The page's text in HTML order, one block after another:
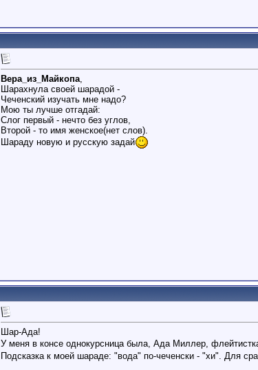
Вера_из_Майкопа,
Шарахнула своей шарадой -
Чеченский изучать мне надо?
Мою ты лучше отгадай:
Слог первый - нечто без углов,
Второй - то имя женское(нет слов).
Шараду новую и русскую задай
Шар-Ада!
У меня в консе однокурсница была, Ада Миллер,
Подсказка к моей шараде: "вода" по-чеченски - "хи". Для